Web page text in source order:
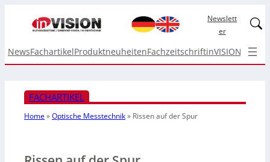
Newslett
er
NewsFachartikelProduktneuheitenFachzeitschriftinVISION Top
FACHARTIKEL
Home»Optische Messtechnik» Rissen auf der Spur